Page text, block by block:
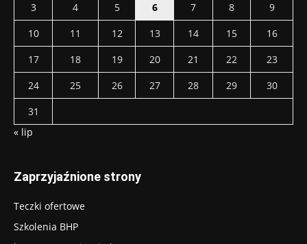
3
4 5 6 7 8
9
10
11 12 13 14 15
16
17
18 19 20 21 22
23
24
25 26 27 28 29
30
31
« lip
Zaprzyjaźnione strony
Teczki ofertowe
Szkolenia BHP